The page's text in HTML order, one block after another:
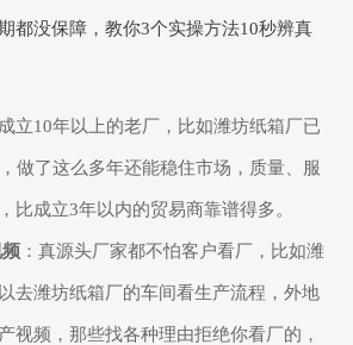
都没保障，教你3个实操方法10秒辨真
立10年以上的老厂，比如潍坊纸箱厂已
做了这么多年还能稳住市场，质量、服
比成立3年以内的贸易商靠谱得多。
：真源头厂家都不怕客户看厂，比如潍
去潍坊纸箱厂的车间看生产流程，外地
视频，那些找各种理由拒绝你看厂的，